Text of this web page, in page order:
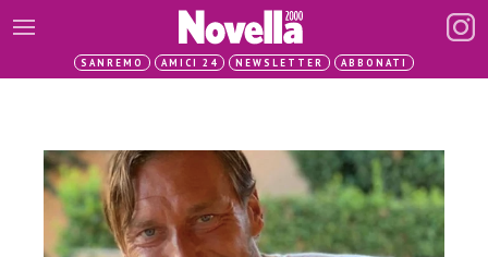
SANREMO AMICI 24 NEWSLETTER ABBONATI